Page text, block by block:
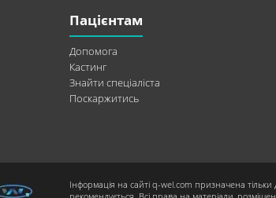
Пацієнтам
Допомога
Кастинг
Знайти спеціаліста
Поскаржитись
Інформація на сайті q-wel.com призначена